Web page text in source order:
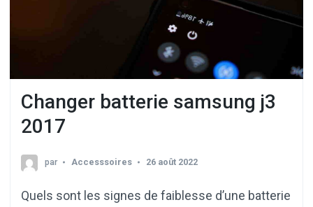
Changer batterie samsung j3
2017
par Accesssoires 26 août 2022
Quels sont les signes de faiblesse d’une batterie